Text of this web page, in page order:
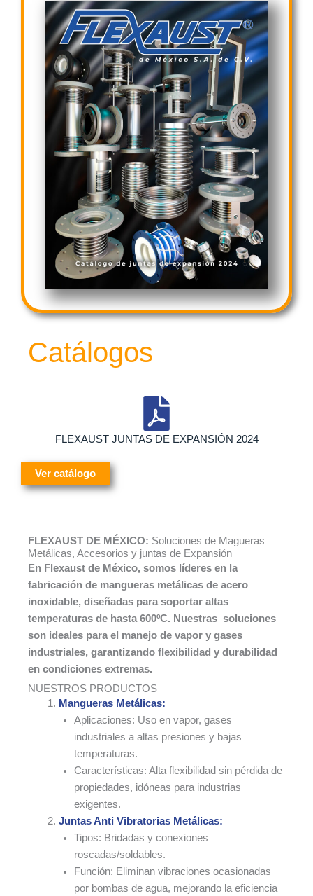
FLEXAUST DE MÉXICO: Soluciones de Magueras
Metálicas, Accesorios y juntas de Expansión
En Flexaust de México, somos líderes en la
fabricación de mangueras metálicas de acero
inoxidable, diseñadas para soportar altas
temperaturas de hasta 600ºC. Nuestras soluciones
son ideales para el manejo de vapor y gases
industriales, garantizando flexibilidad y durabilidad
en condiciones extremas.
NUESTROS PRODUCTOS
Mangueras Metálicas:
Aplicaciones: Uso en vapor, gases
industriales a altas presiones y bajas
temperaturas.
Características: Alta flexibilidad sin pérdida de
propiedades, idóneas para industrias
exigentes.
Juntas Anti Vibratorias Metálicas:
Tipos: Bridadas y conexiones
roscadas/soldables.
Función: Eliminan vibraciones ocasionadas
por bombas de agua, mejorando la eficiencia
Catálogos
FLEXAUST JUNTAS DE EXPANSIÓN 2024
Ver catálogo